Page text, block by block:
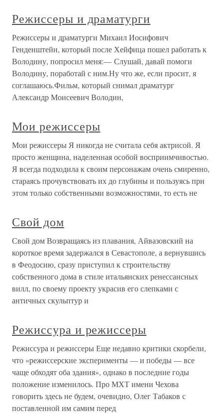
Режиссеры и драматурги
Режиссеры и драматурги Михаил Иосифович
Генденштейн, который после Хейфица пошел работать к
Володину, попросил меня:— Слушай, давай помоги
Володину, поработай с ним.Ну что же, если просит, я
соглашаюсь.Фильм, который снимал драматург
Александр Моисеевич Володин,
Мои режиссеры
Мои режиссеры Я никогда не считала себя актрисой. Я
просто женщина, наделенная особой восприимчивостью.
Я всегда подходила к своим персонажам очень смиренно,
стараясь прочувствовать их до глубины и пользуясь при
этом только собственными возможностями, то есть не
Свой дом
Свой дом Возвращаясь из плавания, Айвазовский на
короткое время задержался в Севастополе, а вернувшись
в Феодосию, сразу приступил к строительству
собственного дома в стиле итальянских ренессансных
вилл, по своему проекту украсив его слепками с
античных скульптур и
Режиссура и режиссеры
Режиссура и режиссеры Еще недавно критики скорбели,
что «режиссерские эксперименты — и победы — все
чаще обходят оба здания», однако в последние годы
положение изменилось. Про МХТ имени Чехова
говорить здесь не будем, очевидно, Олег Табаков с
поставленной им самим перед